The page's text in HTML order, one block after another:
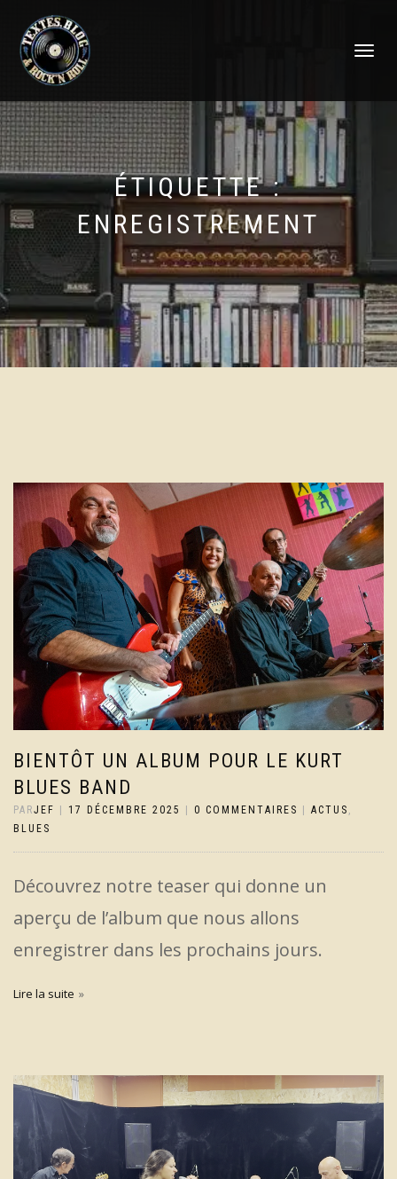
DÉPLIER
ÉTIQUETTE :
ENREGISTREMENT
BIENTÔT UN ALBUM POUR LE KURT
BLUES BAND
PARJEF | 17 DÉCEMBRE 2025 | 0 COMMENTAIRES | ACTUS
BLUES
Découvrez notre teaser qui donne un
aperçu de l’album que nous allons
enregistrer dans les prochains jours.
Lire la suite